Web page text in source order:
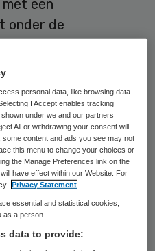
een
onder de
zal waarschijnlijk
zijn benoeming,
Binnenhof.
van VWS kondigde
afgelopen
de Tweede Kamer
te doen
personal data, like browsing data
I Accept enables tracking
under we and our partners
All or withdrawing your consent will
content and ads you see may not
this menu to change your choices or
the Manage Preferences link on the
have effect within our Website. For
Privacy Statement
essential and statistical cookies,
as a person
data to provide: